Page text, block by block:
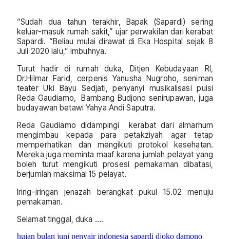
“Sudah dua tahun terakhir, Bapak (Sapardi) sering
keluar-masuk rumah sakit,” ujar perwakilan dari kerabat
Sapardi. “Beliau mulai dirawat di Eka Hospital sejak 8
Juli 2020 lalu,” imbuhnya.
Turut hadir di rumah duka, Ditjen Kebudayaan RI,
Dr.Hilmar Farid, cerpenis Yanusha Nugroho, seniman
teater Uki Bayu Sedjati, penyanyi musikalisasi puisi
Reda Gaudiamo, Bambang Budjono senirupawan, juga
budayawan betawi Yahya Andi Saputra.
Reda Gaudiamo didampingi kerabat dari almarhum
mengimbau kepada para petakziyah agar tetap
memperhatikan dan mengikuti protokol kesehatan.
Mereka juga meminta maaf karena jumlah pelayat yang
boleh turut mengikuti prosesi pemakaman dibatasi,
berjumlah maksimal 15 pelayat.
Iring-iringan jenazah berangkat pukul 15.02 menuju
pemakaman.
Selamat tinggal, duka ….
hujan bulan juni penyair indonesia sapardi djoko damono